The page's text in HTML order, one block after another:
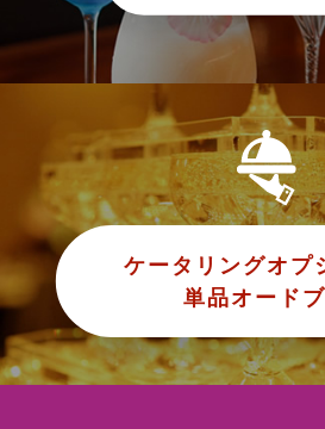
ケータリングオプ
単品オード